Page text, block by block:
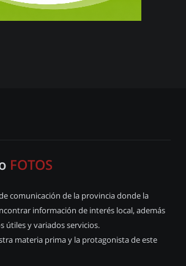
FOTOS
comunicación de la provincia donde la
información de interés local, además
útiles y variados servicios.
materia prima y la protagonista de este